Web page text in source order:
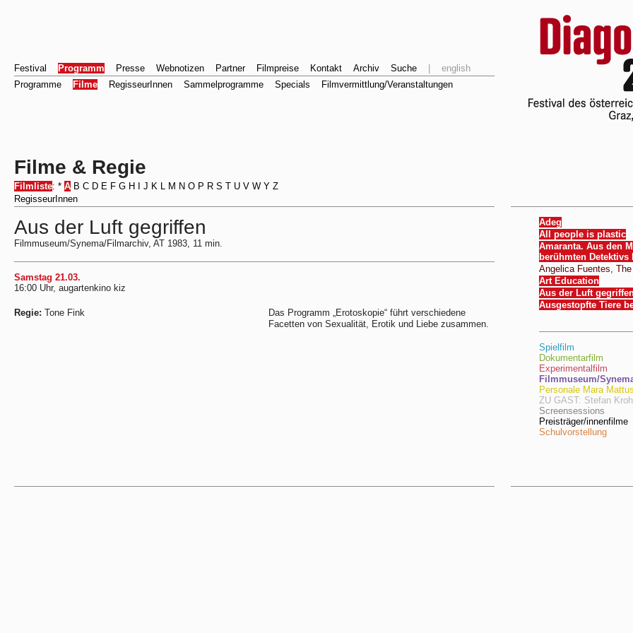
Festival Programm Presse Webnotizen Partner Filmpreise Kontakt Archiv Suche
english
Programme
Filme RegisseurInnen Sammelprogramme Specials Filmvermittlung/Veranstaltungen
Filme & Regie
Filmliste: * A B C D E F G H J K L M N O P R S T U V W Y Z
RegisseurInnen
Aus der Luft gegriffen
Filmmuseum/Synema/Filmarchiv, AT 1983, 11 min.
Samstag 21.03.
16:00 Uhr, augartenkino kiz
Regie: Tone Fink
Das Programm „Erotoskopie“ führt verschiedene
Facetten von Sexualität, Erotik und Liebe zusammen.
Adeg
All people is plastic
Amaranta. Aus den
berühmten Detektivs
Angelica Fuentes,
Art Education
Aus der Luft
Ausgestopfte Tiere
Spielfilm
Dokumentarfilm
Experimentalfilm
Filmmuseum/
Personale Mara
ZU GAST: Stefan
Screensessions
Preisträger/innenfilme
Schulvorstellung